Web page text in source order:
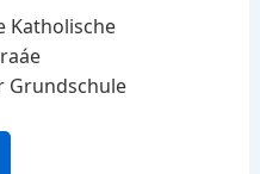
Katholische
Grundschule